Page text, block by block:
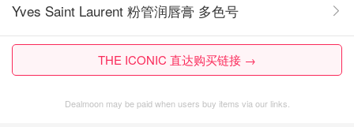
Yves Saint Laurent 粉管润唇膏 多色号
THE ICONIC 直达购买链接 →
Dealmoon may be paid when users buy items via our links.